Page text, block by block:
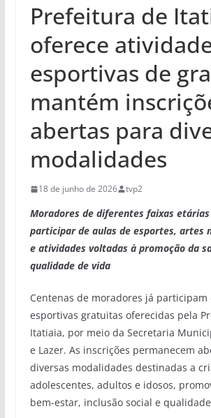
Prefeitura de
oferece
esportivas de
mantém
abertas para
modalidades
18 de junho de 2026 tvp2
Moradores de diferentes faixas
participar de aulas de esportes, artes
e atividades voltadas à promoção da
qualidade de vida
Centenas de moradores já participam
esportivas gratuitas oferecidas pela
Itatiaia, por meio da Secretaria
e Lazer. As inscrições permanecem
diversas modalidades destinadas a
adolescentes, adultos e idosos,
bem-estar, inclusão social e